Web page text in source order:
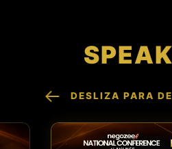
DESLIZA PARA